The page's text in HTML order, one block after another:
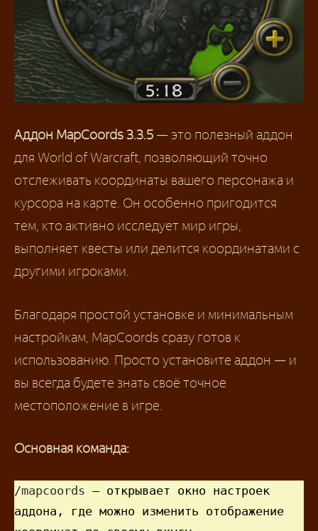
Аддон MapCoords 3.3.5 — это полезный аддон
для World of Warcraft, позволяющий точно
отслеживать координаты вашего персонажа и
курсора на карте. Он особенно пригодится
тем, кто активно исследует мир игры,
выполняет квесты или делится координатами с
другими игроками.
Благодаря простой установке и минимальным
настройкам, MapCoords сразу готов к
использованию. Просто установите аддон — и
вы всегда будете знать своё точное
местоположение в игре.
Основная команда:
/mapcoords — открывает окно настроек
аддона, где можно изменить отображение